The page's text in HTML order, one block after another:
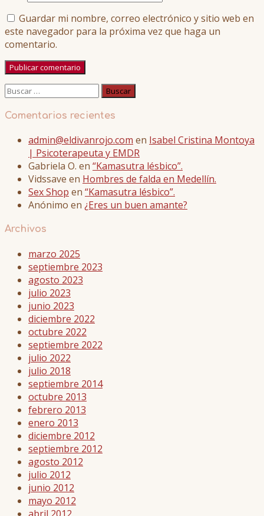
Guardar mi nombre, correo electrónico y sitio web en
este navegador para la próxima vez que haga un
comentario.
Buscar:
Comentarios recientes
admin@eldivanrojo.com en Isabel Cristina Montoya
| Psicoterapeuta y EMDR
Gabriela O. en “Kamasutra lésbico”.
Vidssave en Hombres de falda en Medellín.
Sex Shop en “Kamasutra lésbico”.
Anónimo en ¿Eres un buen amante?
Archivos
marzo 2025
septiembre 2023
agosto 2023
julio 2023
junio 2023
diciembre 2022
octubre 2022
septiembre 2022
julio 2022
julio 2018
septiembre 2014
octubre 2013
febrero 2013
enero 2013
diciembre 2012
septiembre 2012
agosto 2012
julio 2012
junio 2012
mayo 2012
abril 2012